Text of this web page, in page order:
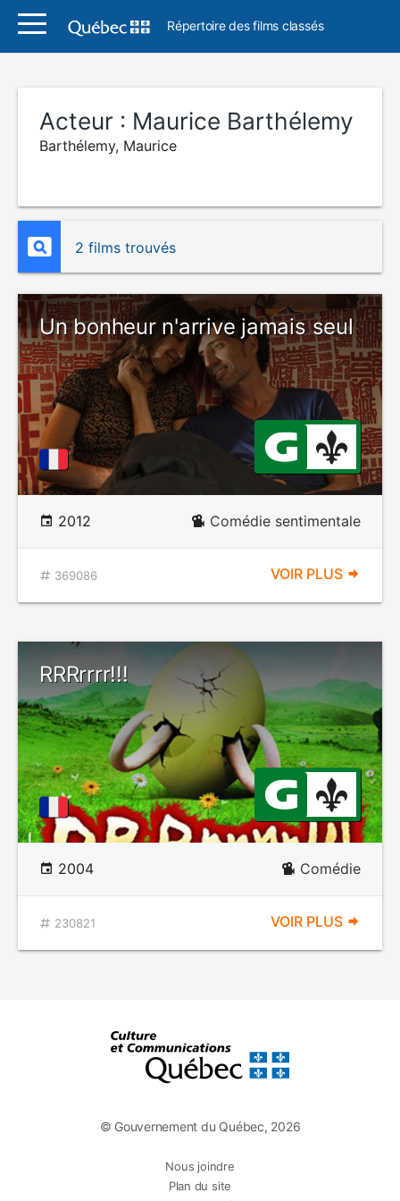
Répertoire des films classés
Acteur : Maurice Barthélemy
Barthélemy, Maurice
2 films trouvés
Un bonheur n'arrive jamais seul
2012 Comédie sentimentale
369086 VOIR PLUS
RRRrrrr!!!
2004 Comédie
230821 VOIR PLUS
© Gouvernement du Québec, 2026
Nous joindre
Plan du site